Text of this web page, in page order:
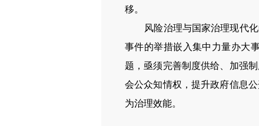
移。
风险治理与国家治理现代化
事件的举措嵌入集中力量办大
题，亟须完善制度供给、加强
会公众知情权，提升政府信息
为治理效能。